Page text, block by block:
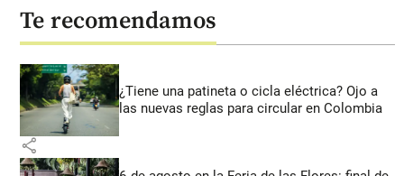
Te recomendamos
¿Tiene una patineta o cicla eléctrica? Ojo a
las nuevas reglas para circular en Colombia
share